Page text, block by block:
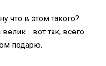
что в этом такого?
вот так, всего
подарю.